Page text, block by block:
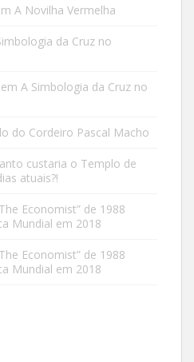
A Novilha Vermelha
da Cruz no
em A Simbologia da Cruz no
do Cordeiro Pascal Macho
custaria o Templo de
atuais?!
Economist” de 1988
Mundial em 2018
Economist” de 1988
Mundial em 2018